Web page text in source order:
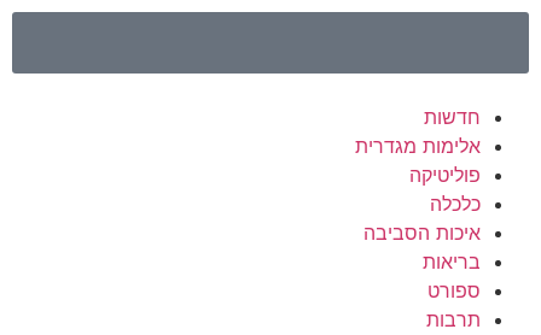
חדשות
אלימות מגדרית
פוליטיקה
כלכלה
איכות הסביבה
בריאות
ספורט
תרבות